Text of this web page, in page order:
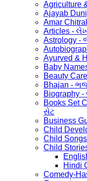
Agriculture
Ajayab
Amar
Articles -
Astrology -
Ayurved &
Baby
Beauty
Bhajan -
Biography
Books Set
સેટ
Business
Child
Child
Child
Hindi
Comedy-